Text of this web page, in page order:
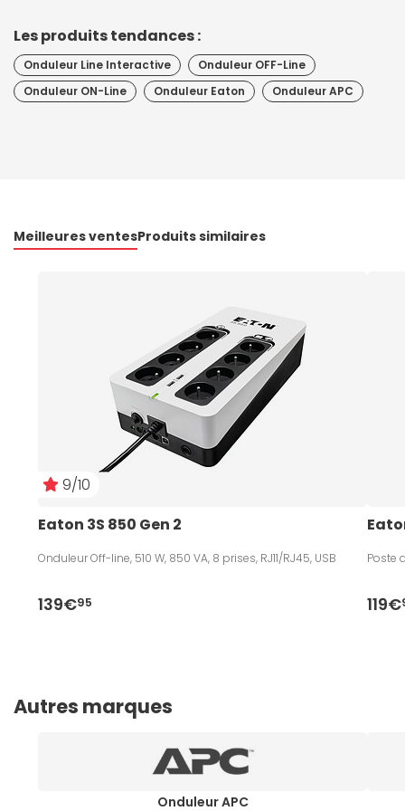
Les produits tendances :
Onduleur Line Interactive
Onduleur OFF-Line
Onduleur ON-Line
Onduleur Eaton Onduleur APC
Meilleures ventesProduits similaires
9/10
Eaton 3S 850 Gen 2
Onduleur Off-line, 510 W, 850 VA, 8 prises, RJ11/RJ45, USB
139€95
Poste
119€
Autres marques
Onduleur APC